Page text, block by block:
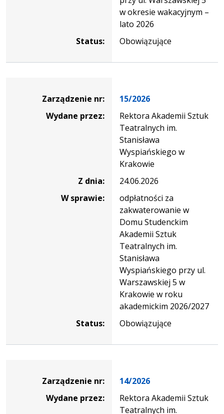
w okresie wakacyjnym –
lato 2026
Status:
Obowiązujące
Zarządzenie nr:
15/2026
Wydane przez:
Rektora Akademii Sztuk
Teatralnych im.
Stanisława
Wyspiańskiego w
Krakowie
Z dnia:
24.06.2026
W sprawie:
odpłatności za
zakwaterowanie w
Domu Studenckim
Akademii Sztuk
Teatralnych im.
Stanisława
Wyspiańskiego przy ul.
Warszawskiej 5 w
Krakowie w roku
akademickim 2026/2027
Status:
Obowiązujące
Zarządzenie nr:
14/2026
Wydane przez:
Rektora Akademii Sztuk
Teatralnych im.